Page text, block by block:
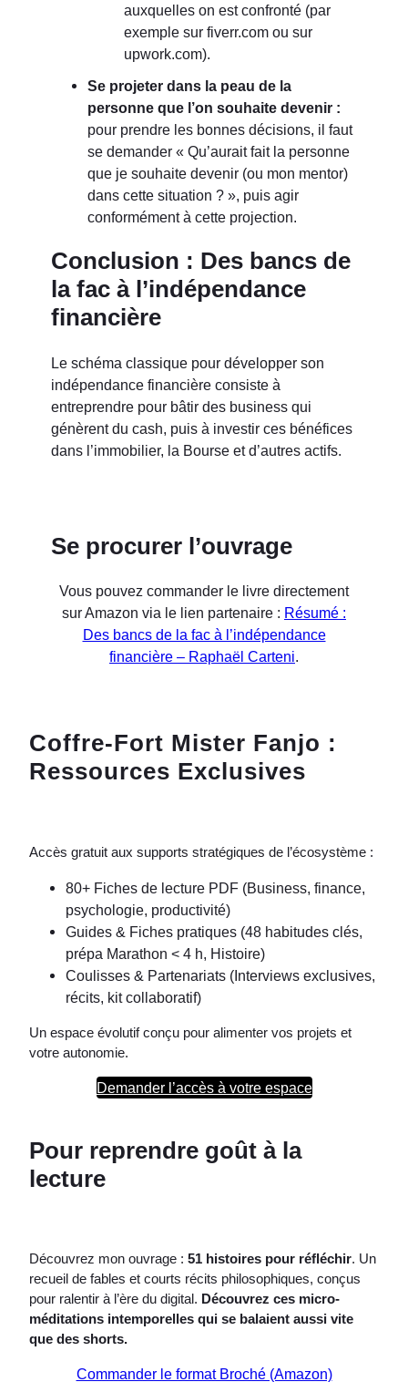
auxquelles on est confronté (par
exemple sur fiverr.com ou sur
upwork.com).
Se projeter dans la peau de la
personne que l’on souhaite devenir :
pour prendre les bonnes décisions, il faut
se demander « Qu’aurait fait la personne
que je souhaite devenir (ou mon mentor)
dans cette situation ? », puis agir
conformément à cette projection.
Conclusion : Des bancs de
la fac à l’indépendance
financière
Le schéma classique pour développer son
indépendance financière consiste à
entreprendre pour bâtir des business qui
génèrent du cash, puis à investir ces bénéfices
dans l’immobilier, la Bourse et d’autres actifs.
Se procurer l’ouvrage
Vous pouvez commander le livre directement
sur Amazon via le lien partenaire : Résumé :
Des bancs de la fac à l’indépendance
financière – Raphaël Carteni.
Coffre-Fort Mister Fanjo :
Ressources Exclusives
Accès gratuit aux supports stratégiques de l’écosystème :
80+ Fiches de lecture PDF (Business, finance,
psychologie, productivité)
Guides & Fiches pratiques (48 habitudes clés,
prépa Marathon < 4 h, Histoire)
Coulisses & Partenariats (Interviews exclusives,
récits, kit collaboratif)
Un espace évolutif conçu pour alimenter vos projets et
votre autonomie.
Demander l’accès à votre espace
Pour reprendre goût à la
lecture
Découvrez mon ouvrage : 51 histoires pour réfléchir. Un
recueil de fables et courts récits philosophiques, conçus
pour ralentir à l’ère du digital. Découvrez ces micro-
méditations intemporelles qui se balaient aussi vite
que des shorts.
Commander le format Broché (Amazon)